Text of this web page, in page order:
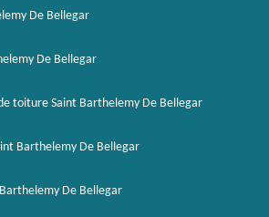
De Bellegar
De Bellegar
toiture Saint Barthelemy De Bellegar
Barthelemy De Bellegar
De Bellegar